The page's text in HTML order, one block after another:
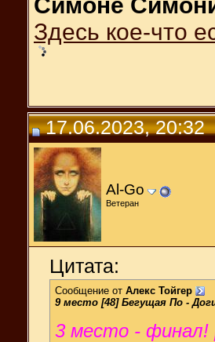
Здесь кое-что
17.06.2023, 20:32
Al-Go
Ветеран
Цитата:
Сообщение от Алекс Тойгер
9 место [48] Бегущая По -
3 место - финал!